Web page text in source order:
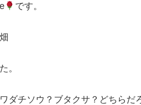
です。
。
ダチソウ？ブタクサ？どちらだ